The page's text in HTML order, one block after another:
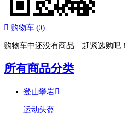
 购物车 (0)
购物车中还没有商品，赶紧选购吧！
所有商品分类
登山攀岩
运动头盔